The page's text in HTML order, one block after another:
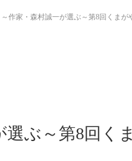
～作家・森村誠一が選ぶ～第8回くまが
選ぶ～第8回く